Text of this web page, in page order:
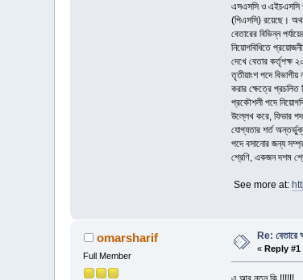
এসএসসি ও এইচএসসি
(পিএসসি) রয়েছে।
বেতারের বিভিন্ন
নিয়োগবিধিতে
দেখে বেতার কর্তৃপক্ষ
তৃতীয়াংশ পদে
করার ক্ষেত্রে
প্রকৌশলী পদে
উল্লেখ করে, ফিডার
যোগ্যতার শর্ত
পদে বসানোর জন্য
শ্রেণি, একজন দশম
See more at:
omarsharif
Full Member
Re: বেতারে
« Reply